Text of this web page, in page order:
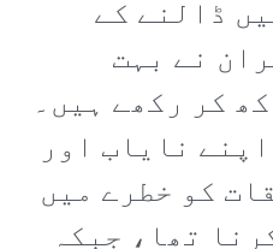
ڈالنے کے
نے بہت
کر رکھے ہیں۔
نایاب اور
کو خطرے میں
تھا، جبکہ